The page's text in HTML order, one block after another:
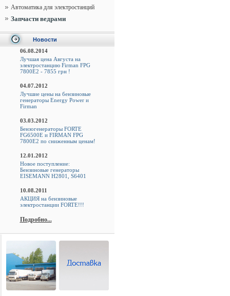
Автоматика для электростанций
Запчасти ведрами
Новости
06.08.2014
Лучшая цена Августа на
электростанцию Firman FPG
7800E2 - 7855 грн !
04.07.2012
Лучшие цены на бензиновые
генераторы Energy Power и
Firman
03.03.2012
Бензогенераторы FORTE
FG6500E и FIRMAN FPG
7800E2 по сниженным ценам!
12.01.2012
Новое поступление:
Бензиновые генераторы
EISEMANN H2801, S6401
10.08.2011
АКЦИЯ на бензиновые
электростанции FORTE!!!
Подробно...